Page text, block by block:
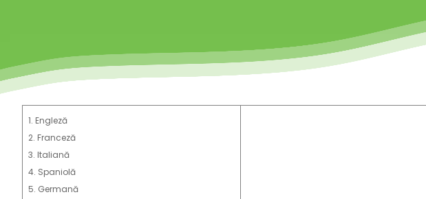
1. Engleză
2. Franceză
3. Italiană
4. Spaniolă
5. Germană